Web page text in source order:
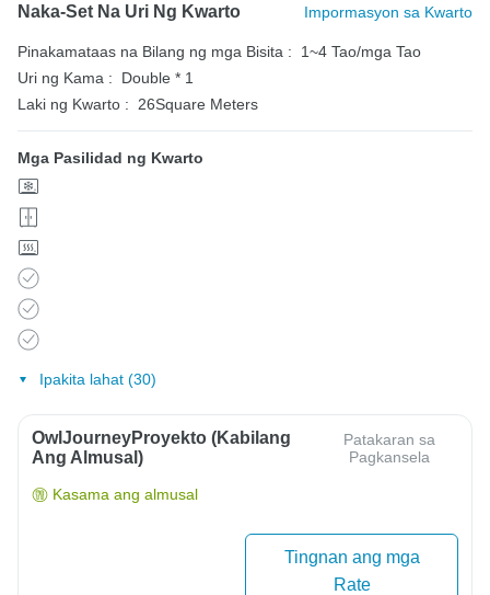
Naka-Set Na Uri Ng Kwarto Impormasyon sa Kwarto
Pinakamataas na Bilang ng mga Bisita :
1~4 Tao/mga Tao
Uri ng Kama :
Double * 1
Laki ng Kwarto :
26Square Meters
Mga Pasilidad ng Kwarto
Ipakita lahat (30)
OwlJourneyProyekto (Kabilang
Ang Almusal)
Patakaran sa
Pagkansela
Kasama ang almusal
Tingnan ang mga
Rate